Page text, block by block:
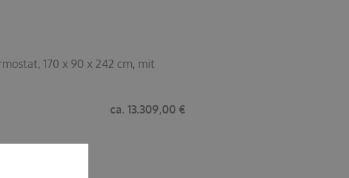
170 x 90 x 242 cm, mit
ca. 13.309,00 €